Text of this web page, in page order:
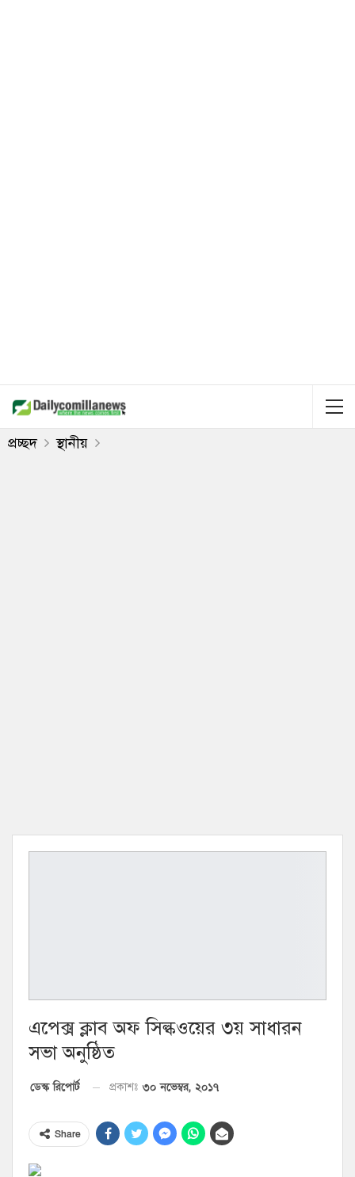
প্রচ্ছদ স্থানীয়
এপেক্স ক্লাব অফ সিল্কওয়ের ৩য় সাধারন
সভা অনুষ্ঠিত
ডেস্ক রিপোর্ট প্রকাশঃ ৩০ নভেম্বর, ২০১৭
Share